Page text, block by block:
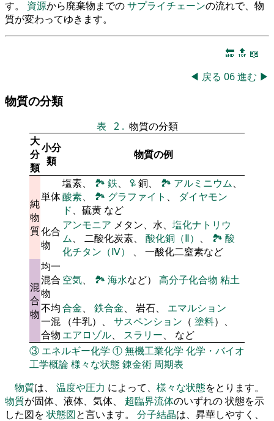
す。 資源から廃棄物までのサプライチェーンの流れで、物
質が変わってゆきます。
🔚 🔝 📖
◀ 戻る 06進む ▶
物質の分類
表 2 . 物質の分類
大
分
類
小分
類
物質の例
純
物
質
単体
塩素、 🏞 鉄、 🜠銅、 🏞 アルミニウム、
酸素、 🏞 グラファイト 、 ダイヤモン
ド、硫黄 など
化合
物
アンモニア メタン、水、 塩化ナトリウ
ム、 二酸化炭素、 酸化銅（Ⅱ） 、 🏞 酸
化チタン（Ⅳ） 、 一酸化二窒素など
混
合
物
均一
混合
物
空気、 🏞 海水など） 高分子化合物 粘土
不均
一混
合物
合金、 鉄合金、 岩石、 エマルション
（牛乳）、 サスペンション （ 塗料）、
エアロゾル、 スラリー、 など
③ エネルギー化学 ①無機工業化学 化学・バイオ
工学概論様々な状態錬金術 周期表
物質は、 温度や圧力 によって、 様々な状態をとります。
物質が固体、液体、気体、 超臨界流体のいずれの 状態を示
した図を 状態図と言います。 分子結晶は、昇華しやすく、